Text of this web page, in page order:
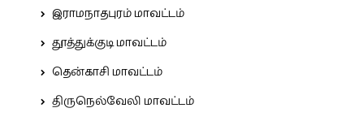
இராமநாதபுரம் மாவட்டம்
தூத்துக்குடி மாவட்டம்
தென்காசி மாவட்டம்
திருநெல்வேலி மாவட்டம்